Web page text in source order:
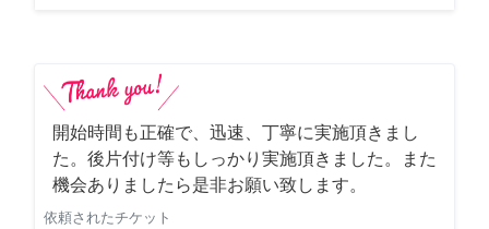
開始時間も正確で、迅速、丁寧に実施頂きまし
た。後片付け等もしっかり実施頂きました。また
機会ありましたら是非お願い致します。
依頼されたチケット